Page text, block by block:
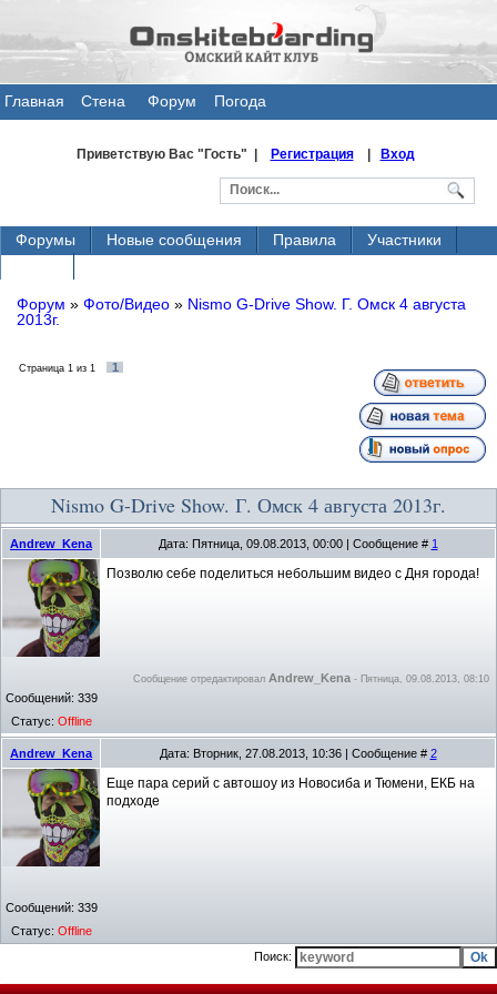
Главная
Стена
Форум Погода
Приветствую Вас"Гость" | Регистрация| Вход
Форумы Новые сообщения Правила
Участники
Форум » Фото/Видео » Nismo G-Drive Show. Г. Омск 4 августа
2013г.
Страница 1 из 1 1
Nismo G-Drive Show. Г. Омск 4 августа 2013г.
Andrew_Kena Дата: Пятница, 09.08.2013, 00:00 | Сообщение # 1
Сообщений: 339
Статус: Offline
Позволю себе поделиться небольшим видео с Дня города!
Сообщение отредактировал Andrew_Kena - Пятница, 09.08.2013, 08:10
Andrew_Kena Дата: Вторник, 27.08.2013, 10:36 | Сообщение # 2
Сообщений: 339
Статус: Offline
Еще пара серий с автошоу из Новосиба и Тюмени, ЕКБ на
подходе
Поиск: